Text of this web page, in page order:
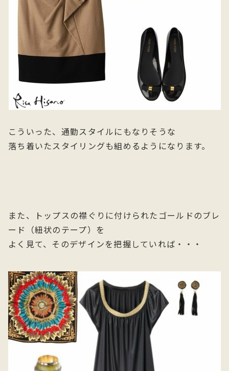
こういった、通勤スタイルにもなりそうな
落ち着いたスタイリングも組めるようになります。
また、トップスの襟ぐりに付けられたゴールドのブレ
ード（紐状のテープ）を
よく見て、そのデザインを把握していれば・・・